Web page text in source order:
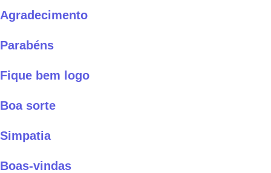
Agradecimento
Parabéns
Fique bem logo
Boa sorte
Simpatia
Boas-vindas